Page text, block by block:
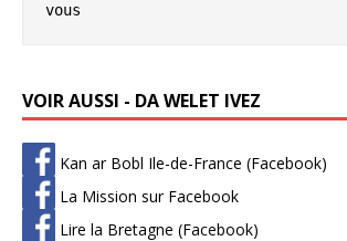
vous
VOIR AUSSI - DA WELET IVEZ
Kan ar Bobl Ile-de-France (Facebook)
La Mission sur Facebook
Lire la Bretagne (Facebook)